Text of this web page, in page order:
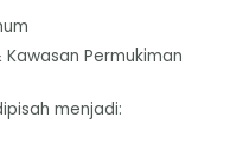
Permukiman
menjadi: